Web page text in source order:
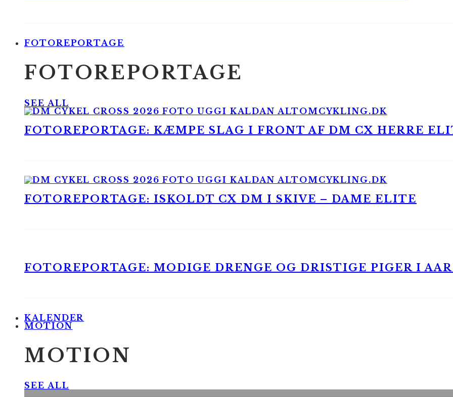
FOTOREPORTAGE
FOTOREPORTAGE
SEE ALL
FOTOREPORTAGE: KÆMPE SLAG I FRONT AF DM CX HERRE
FOTOREPORTAGE: ISKOLDT CX DM I SKIVE – DAME ELITE
FOTOREPORTAGE: MODIGE DRENGE OG DRISTIGE PIGER I
KALENDER
MOTION
MOTION
SEE ALL